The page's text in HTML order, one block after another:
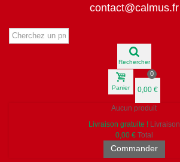
contact@calmus.fr
Rechercher
Panier
0
0,00 €
Aucun produit
Livraison gratuite ! Livraison
0,00 € Total
Commander